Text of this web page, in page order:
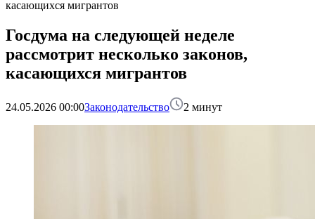
касающихся мигрантов
Госдума на следующей неделе
рассмотрит несколько законов,
касающихся мигрантов
24.05.2026 00:00Законодательство 2 минут